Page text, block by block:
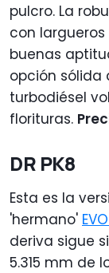
pulcro. La
con
buenas
opción sólida
turbodiésel
florituras.
DR PK8
Esta es la
'hermano'
deriva sigue
5.315 mm de